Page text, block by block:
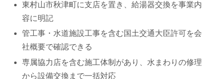
東村山市秋津町に支店を置き、給湯器交換を事業内
容に明記
管工事・水道施設工事を含む国土交通大臣許可を会
社概要で確認できる
専属協力店を含む施工体制があり、水まわりの修理
から設備交換まで一括対応